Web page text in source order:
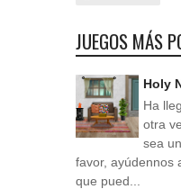
JUEGOS MÁS
Holy
Ha
otra
sea
favor, ayúdennos
que pued...